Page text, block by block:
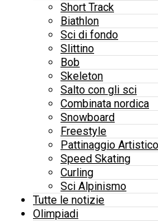
Short Track
Biathlon
Sci di fondo
Slittino
Bob
Skeleton
Salto con gli sci
Combinata nordica
Snowboard
Freestyle
Pattinaggio Artistico
Speed Skating
Curling
Sci Alpinismo
Tutte le notizie
Olimpiadi